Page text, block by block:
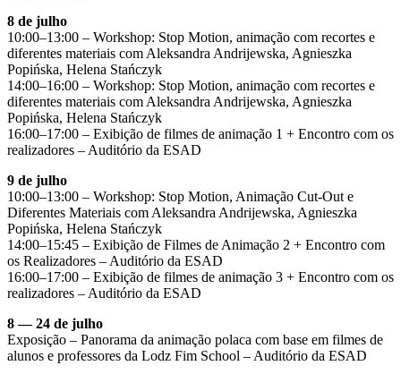
8 de julho
10:00–13:00 – Workshop: Stop Motion, animação com recortes e
diferentes materiais com Aleksandra Andrijewska, Agnieszka
Popińska, Helena Stańczyk
14:00–16:00 – Workshop: Stop Motion, animação com recortes e
diferentes materiais com Aleksandra Andrijewska, Agnieszka
Popińska, Helena Stańczyk
16:00–17:00 – Exibição de filmes de animação 1 + Encontro com os
realizadores – Auditório da ESAD
9 de julho
10:00–13:00 – Workshop: Stop Motion, Animação Cut-Out e
Diferentes Materiais com Aleksandra Andrijewska, Agnieszka
Popińska, Helena Stańczyk
14:00–15:45 – Exibição de Filmes de Animação 2 + Encontro com
os Realizadores – Auditório da ESAD
16:00–17:00 – Exibição de filmes de animação 3 + Encontro com os
realizadores – Auditório da ESAD
8 — 24 de julho
Exposição – Panorama da animação polaca com base em filmes de
alunos e professores da Lodz Fim School – Auditório da ESAD